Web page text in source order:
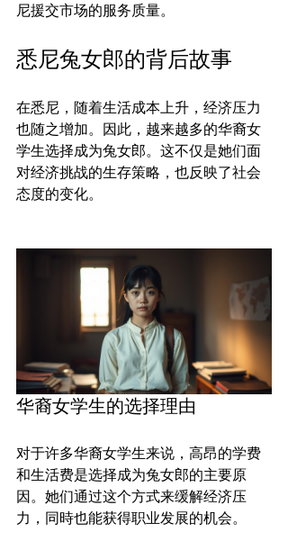
悉尼兔女郎的背后故事
在悉尼，随着生活成本上升，经济压力
也随之增加。因此，越来越多的华裔女
学生选择成为兔女郎。这不仅是她们面
对经济挑战的生存策略，也反映了社会
态度的变化。
华裔女学生的选择理由
对于许多华裔女学生来说，高昂的学费
和生活费是选择成为兔女郎的主要原
因。她们通过这个方式来缓解经济压